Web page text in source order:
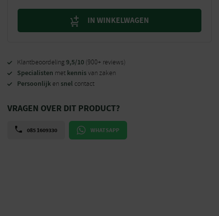
IN WINKELWAGEN
Klantbeoordeling9,5/10 (900+ reviews)
Specialisten met kennisvan zaken
Persoonlijk en snel contact
VRAGEN OVER DIT PRODUCT?
085 1609330 WHATSAPP